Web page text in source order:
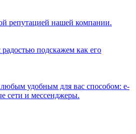
репутацией нашей компании.
подскажем как его
удобным для вас способом: e-
сети и мессенджеры.